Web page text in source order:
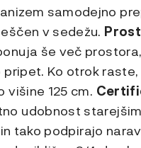
samodejno
v sedežu.
še več
pripet. Ko otrok
višine 125 cm.
udobnost
tako podpirajo